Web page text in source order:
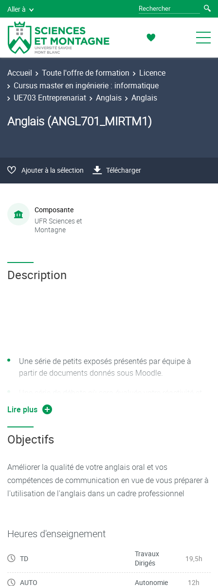
Aller à
Accueil Toute l'offre de formation
Licence
Cursus master en ingénierie : informatique
UE703 Entreprenariat
Anglais Anglais
Anglais (ANGL701_MIRTM1)
Ajouter à la sélection Télécharger
Composante
UFR Sciences et
Montagne
Description
Une série de petits exposés présentés par équipe à
partir de documents donnés sous Moodle.
votre capacité à argumenter en anglais et à défendre
votre point de vue.
Lire plus
Objectifs
Améliorer la qualité de votre anglais oral et vos
compétences de communication en vue de vous préparer à
l'utilisation de l'anglais dans un cadre professionnel
Heures d'enseignement
TD
Travaux
Dirigés
19,5h
AUTO Autonomie 12h